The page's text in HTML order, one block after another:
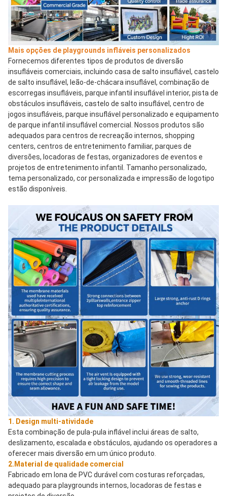
Mais opções de playgrounds infláveis ​​personalizados
Fornecemos diferentes tipos de produtos de diversão
insufláveis ​​comerciais, incluindo casa de salto insuflável, castelo
de salto insuflável, leão-de-chácara insuflável, combinação de
escorregas insufláveis, parque infantil insuflável interior, pista de
obstáculos insufláveis, castelo de salto insuflável, centro de
jogos insufláveis, parque insuflável personalizado e equipamento
de parque infantil insuflável comercial. Nossos produtos são
adequados para centros de recreação internos, shopping
centers, centros de entretenimento familiar, parques de
diversões, locadoras de festas, organizadores de eventos e
projetos de entretenimento infantil. Tamanho personalizado,
tema personalizado, cor personalizada e impressão de logotipo
estão disponíveis.
1. Design multi-atividade
Esta combinação de pula-pula inflável inclui áreas de salto,
deslizamento, escalada e obstáculos, ajudando os operadores a
oferecer mais diversão em um único produto.
2.Material de qualidade comercial
Fabricado em lona de PVC durável com costuras reforçadas,
adequado para playgrounds internos, locadoras de festas e